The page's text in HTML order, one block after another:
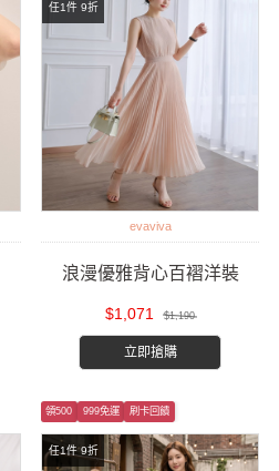
任1件 9折
evaviva
浪漫優雅背心百褶洋裝
$1,071 $1,190
立即搶購
任1件 9折
領500 999免運 刷卡回饋